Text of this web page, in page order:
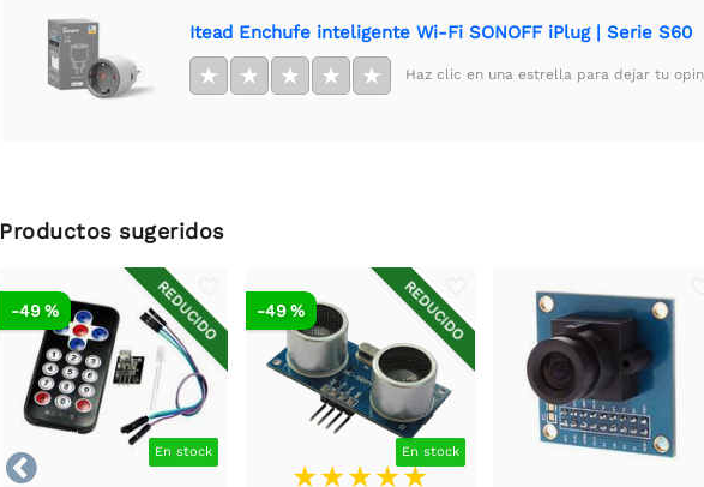
Itead Enchufe inteligente Wi-Fi SONOFF iPlug | Serie S60
★ ★ ★ ★ ★ Haz clic en una estrella para dejar tu
Productos sugeridos

REDUCIDO
En stock
-49 % REDUCIDO
En stock
-49 %